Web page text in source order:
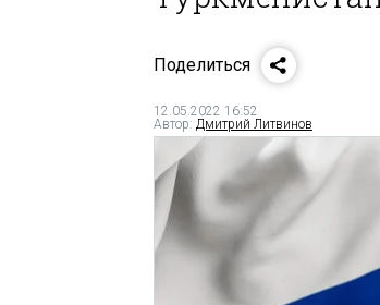
Поделиться
12.05.2022 16:52
Автор: Дмитрий Литвинов